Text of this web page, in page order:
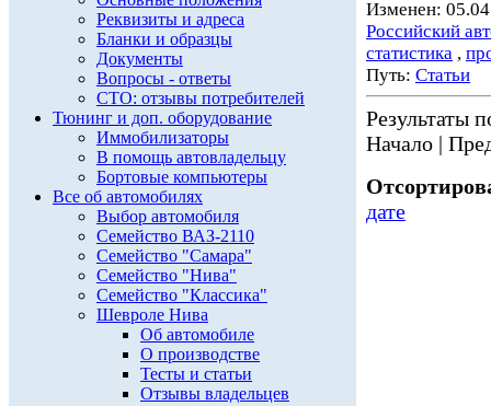
Реквизиты и адреса
Бланки и образцы
Документы
Вопросы - ответы
СТО: отзывы потребителей
Тюнинг и доп. оборудование
Иммобилизаторы
В помощь автовладельцу
Бортовые компьютеры
Все об автомобилях
Выбор автомобиля
Семейство ВАЗ-2110
Семейство "Самара"
Семейство "Нива"
Семейство "Классика"
Шевроле Нива
Об автомобиле
О производстве
Тесты и статьи
Отзывы владельцев
Изменен:
Российский
статистика ,
Путь: Статьи
Результаты
Начало |
дате